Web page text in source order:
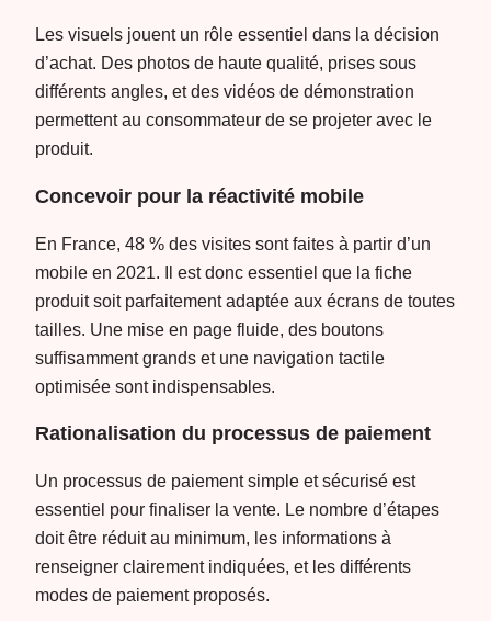
Les visuels jouent un rôle essentiel dans la décision
d’achat. Des photos de haute qualité, prises sous
différents angles, et des vidéos de démonstration
permettent au consommateur de se projeter avec le
produit.
Concevoir pour la réactivité mobile
En France, 48 % des visites sont faites à partir d’un
mobile en 2021. Il est donc essentiel que la fiche
produit soit parfaitement adaptée aux écrans de toutes
tailles. Une mise en page fluide, des boutons
suffisamment grands et une navigation tactile
optimisée sont indispensables.
Rationalisation du processus de paiement
Un processus de paiement simple et sécurisé est
essentiel pour finaliser la vente. Le nombre d’étapes
doit être réduit au minimum, les informations à
renseigner clairement indiquées, et les différents
modes de paiement proposés.